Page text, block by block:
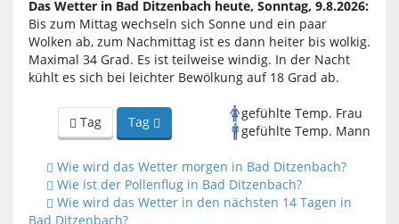
Das Wetter in Bad Ditzenbach heute, Sonntag, 9.8.2026:
Bis zum Mittag wechseln sich Sonne und ein paar
Wolken ab, zum Nachmittag ist es dann heiter bis wolkig.
Maximal 34 Grad. Es ist teilweise windig. In der Nacht
kühlt es sich bei leichter Bewölkung auf 18 Grad ab.
Tag Tag
gefühlte Temp. Frau
gefühlte Temp. Mann
Wie wird das Wetter morgen in Bad Ditzenbach?
Wie ist der Pollenflug in Bad Ditzenbach?
Wie wird das Wetter in den nächsten 14 Tagen in
Bad Ditzenbach?